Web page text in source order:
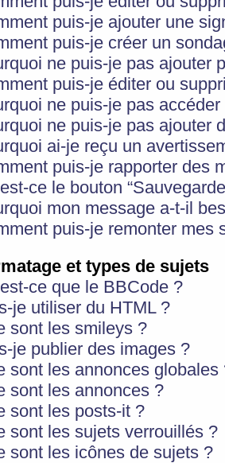
puis-je ajouter une
puis-je créer un
ne puis-je pas ajouter
puis-je éditer ou
ne puis-je pas
ne puis-je pas ajouter
ai-je reçu un
puis-je rapporter des
ce le bouton
mon message a-t-il
puis-je remonter mes
et types de sujets
ce que le BBCode ?
je utiliser du HTML ?
sont les smileys ?
je publier des images ?
sont les annonces globales
sont les annonces ?
sont les posts-it ?
sont les sujets verrouillés ?
sont les icônes de sujets ?